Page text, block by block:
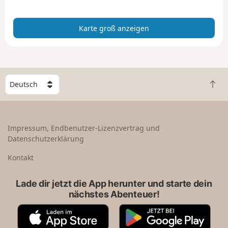
z
i
n
Karte groß anzeigen
W
h
e
n
Z
u
Impressum, Endbenutzer-Lizenzvertrag und
Datenschutzerklärung
Kontakt
Lade dir jetzt die App herunter und starte dein
nächstes Abenteuer!
A
G